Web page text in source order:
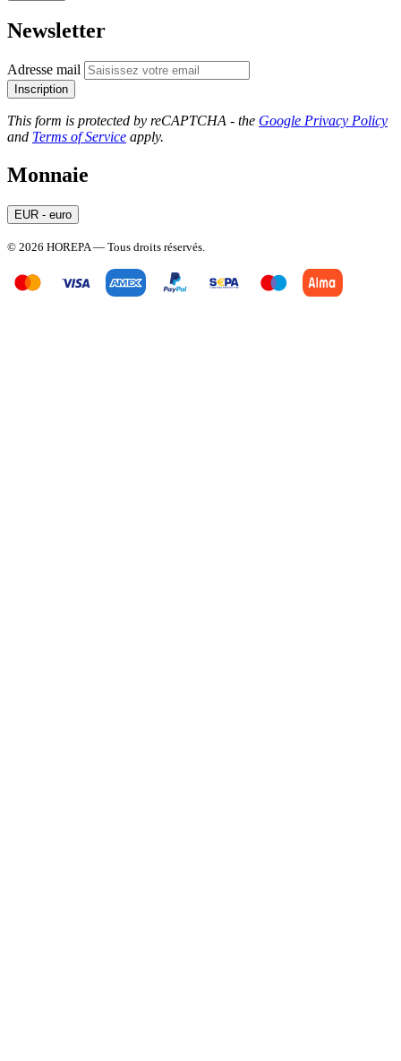
Newsletter
Adresse mail
Inscription
This form is protected by reCAPTCHA - the Google Privacy Policy
and Terms of Service apply.
Monnaie
EUR - euro
© 2026 HOREPA — Tous droits réservés.